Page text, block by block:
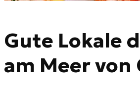
Gute Lokale
am Meer von